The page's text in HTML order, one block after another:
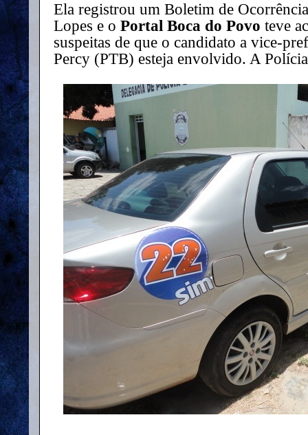
Ela registrou um Boletim de
Lopes e o Portal Boca do Povo teve
suspeitas de que o candidato a vice-
Percy (PTB) esteja envolvido. A